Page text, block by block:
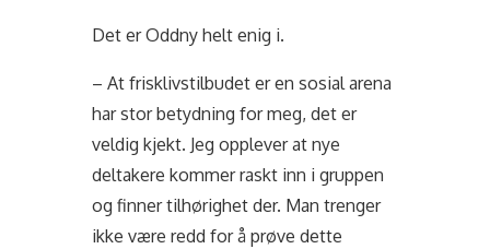
Det er Oddny helt enig i.
– At frisklivstilbudet er en sosial arena
har stor betydning for meg, det er
veldig kjekt. Jeg opplever at nye
deltakere kommer raskt inn i gruppen
og finner tilhørighet der. Man trenger
ikke være redd for å prøve dette